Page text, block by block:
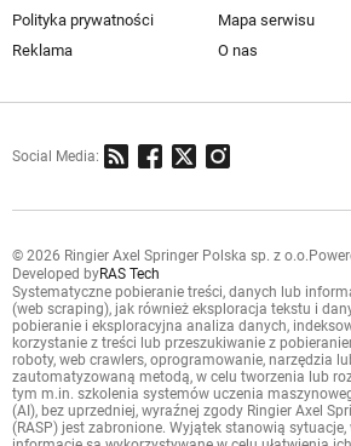
Polityka prywatności
Mapa serwisu
Reklama
O nas
Social Media:
© 2026 Ringier Axel Springer Polska sp. z o.o.
Developed byRAS Tech
Systematyczne pobieranie treści, danych lub
(web scraping), jak również eksploracja tekstu i
pobieranie i eksploracyjna analiza danych,
korzystanie z treści lub przeszukiwanie z
roboty, web crawlers, oprogramowanie, narzędzia
zautomatyzowaną metodą, w celu tworzenia lub
tym m.in. szkolenia systemów uczenia
(AI), bez uprzedniej, wyraźnej zgody Ringier Axel
(RASP) jest zabronione. Wyjątek stanowią